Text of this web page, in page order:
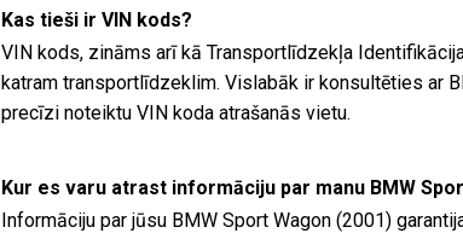
Kas tieši ir VIN kods?
VIN kods, zināms arī kā Transportlīdzekļa
katram transportlīdzeklim. Vislabāk ir konsultēties ar
precīzi noteiktu VIN koda atrašanās vietu.
Kur es varu atrast informāciju par manu BMW
Informāciju par jūsu BMW Sport Wagon (2001)